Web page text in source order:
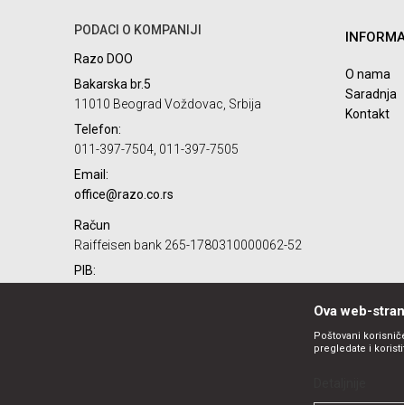
POŠALJI
PODACI O KOMPANIJI
Razo DOO
Bakarska br.5
11010 Beograd Voždovac, Srbija
Telefon:
011-397-7504, 011-397-7505
Email:
office@razo.co.rs
Račun
Raiffeisen bank 265-1780310000062-52
PIB:
O nama
Saradnja
Kontakt
Ova web-
Poštovani
pregledate i